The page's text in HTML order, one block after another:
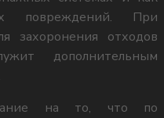
повреждений. При
захоронения отходов
дополнительным
на то, что по